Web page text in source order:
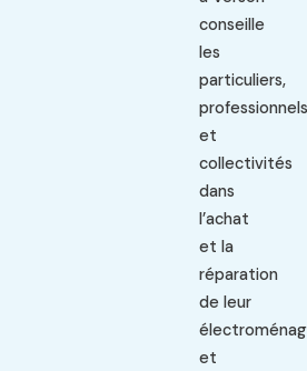
conseille
les
particuliers,
professionnels
et
collectivités
dans
l’achat
et la
réparation
de leur
et